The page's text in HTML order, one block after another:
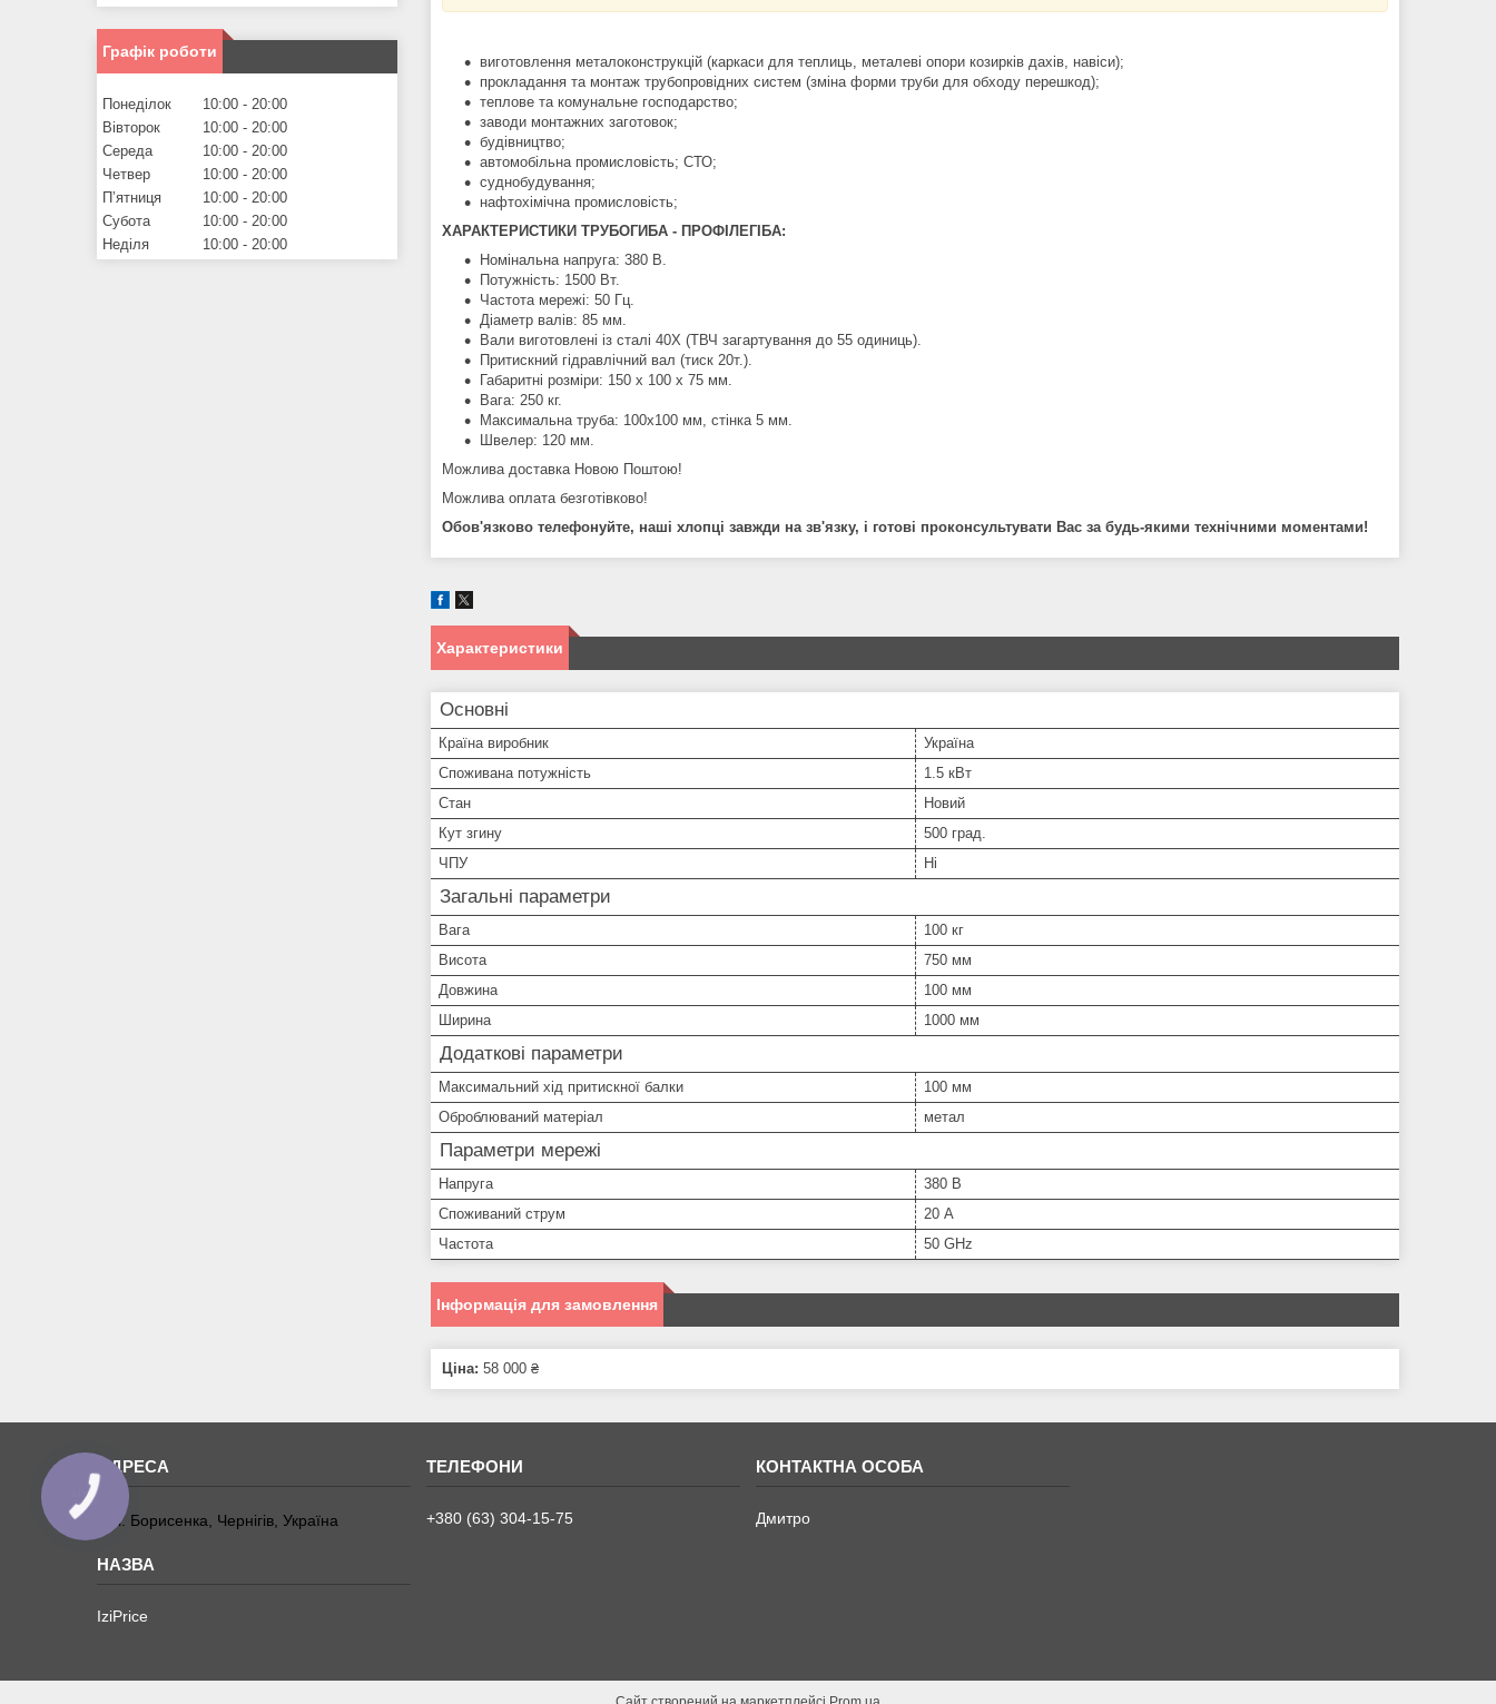
виготовлення металоконструкцій (каркаси для теплиць, металеві опори козирків дахів, навіси);
прокладання та монтаж трубопровідних систем (зміна форми труби для обходу перешкод);
теплове та комунальне господарство;
заводи монтажних заготовок;
будівництво;
автомобільна промисловість; СТО;
суднобудування;
нафтохімічна промисловість;
ХАРАКТЕРИСТИКИ ТРУБОГИБА - ПРОФІЛЕГІБА:
Номінальна напруга: 380 В.
Потужність: 1500 Вт.
Частота мережі: 50 Гц.
Діаметр валів: 85 мм.
Вали виготовлені із сталі 40Х (ТВЧ загартування до 55 одиниць).
Притискний гідравлічний вал (тиск 20т.).
Габаритні розміри: 150 х 100 х 75 мм.
Вага: 250 кг.
Максимальна труба: 100х100 мм, стінка 5 мм.
Швелер: 120 мм.
Можлива доставка Новою Поштою!
Можлива оплата безготівково!
Обов'язково телефонуйте, наші хлопці завжди на зв'язку, і готові проконсультувати Вас за будь-якими технічними моментами!
Характеристики
Основні
Країна виробник
Україна
Споживана потужність
1.5 кВт
Стан
Новий
Кут згину
500 град.
ЧПУ
Ні
Загальні параметри
Вага
100 кг
Висота
750 мм
Довжина
100 мм
Ширина
1000 мм
Додаткові параметри
Максимальний хід притискної балки
100 мм
Оброблюваний матеріал
метал
Параметри мережі
Напруга
380 В
Споживаний струм
20 А
Частота
50 GHz
Інформація для замовлення
Ціна: 58 000 ₴
Графік роботи
Понеділок 10:00
20:00
Вівторок
10:00
20:00
Середа
10:00
20:00
Четвер
10:00
20:00
Пʼятниця
10:00
20:00
Субота
10:00
20:00
Неділя
10:00 20:00
вул. Борисенка, Чернігів, Україна
IziPrice
+380 (63) 304-15-75 Дмитро